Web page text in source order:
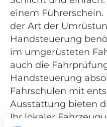
einem Führerschein.
der Art der
Handsteuerung
im umgerüsteten
auch die
Handsteuerung
Fahrschulen mit
Ausstattung bieten
Ihr lokaler